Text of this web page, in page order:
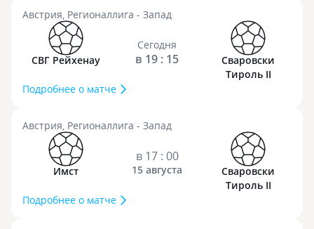
Австрия, Регионаллига - Запад
СВГ Рейхенау
Сегодня
в 19 : 15
Сваровски
Тироль II
Подробнее о матче
Австрия, Регионаллига - Запад
Имст
в 17 : 00
15 августа
Сваровски
Тироль II
Подробнее о матче